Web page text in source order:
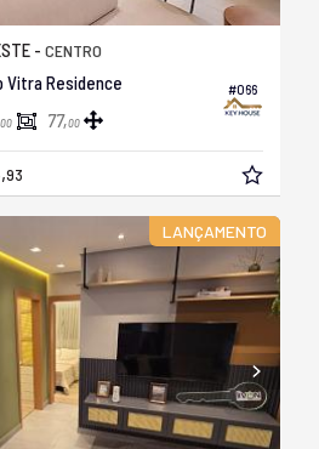
#066
- CENTRO
Vitra Residence
00 77,00
93
LANÇAMENTO